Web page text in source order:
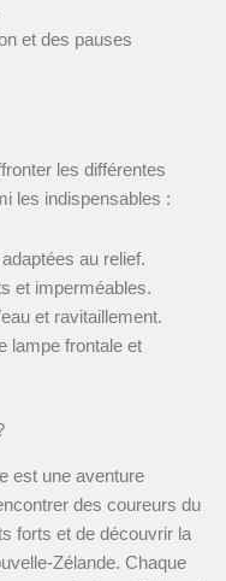
et des pauses
les différentes
les indispensables :
au relief.
et imperméables.
et ravitaillement.
lampe frontale et
est une aventure
des coureurs du
forts et de découvrir la
Zélande. Chaque